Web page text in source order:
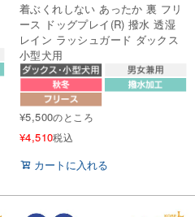
着ぶくれしない あったか 裏 フリ
ース ドッグプレイ(R) 撥水 透湿
レイン ラッシュガード ダックス
小型犬用
¥5,500のところ
¥4,510税込
カートに入れる